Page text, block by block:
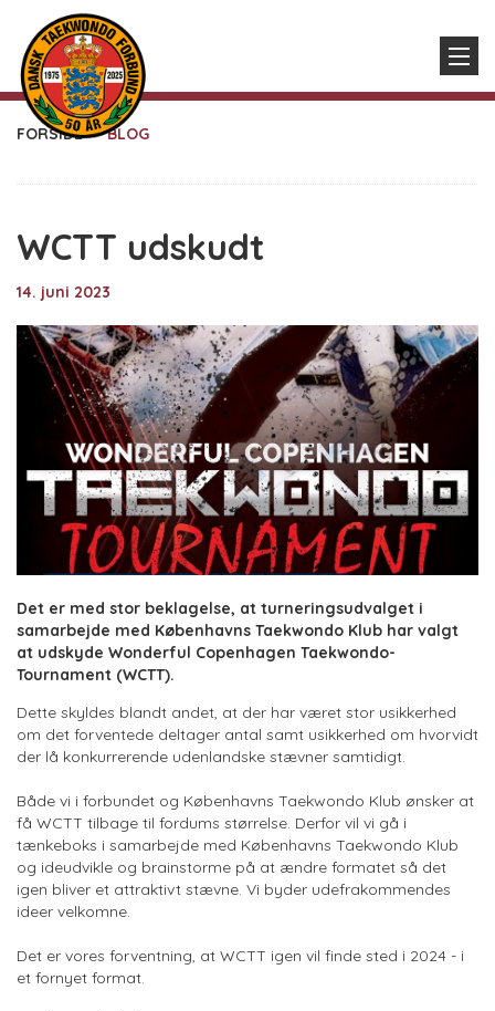
FORSIDE BLOG
WCTT udskudt
14. juni 2023
Det er med stor beklagelse, at turneringsudvalget i
samarbejde med Københavns Taekwondo Klub har valgt
at udskyde Wonderful Copenhagen Taekwondo-
Tournament (WCTT).
Dette skyldes blandt andet, at der har været stor usikkerhed
om det forventede deltager antal samt usikkerhed om hvorvidt
der lå konkurrerende udenlandske stævner samtidigt.
Både vi i forbundet og Københavns Taekwondo Klub ønsker at
få WCTT tilbage til fordums størrelse. Derfor vil vi gå i
tænkeboks i samarbejde med Københavns Taekwondo Klub
og ideudvikle og brainstorme på at ændre formatet så det
igen bliver et attraktivt stævne. Vi byder udefrakommendes
ideer velkomne.
Det er vores forventning, at WCTT igen vil finde sted i 2024 - i
et fornyet format.